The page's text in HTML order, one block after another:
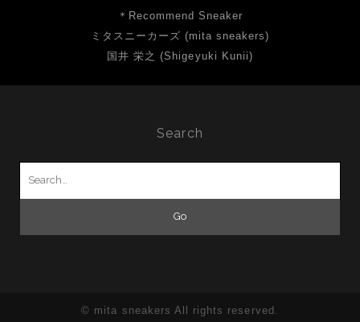
＊Recommend Sneaker
ミタスニーカーズ (mita sneakers)
国井 栄之 (Shigeyuki Kunii)
Search
© mita sneakers All rights reserved.